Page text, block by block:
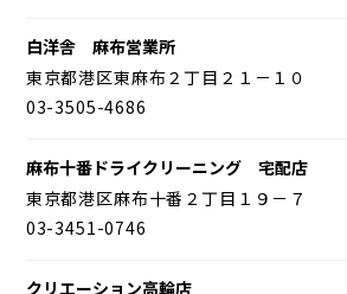
白洋舎 麻布営業所
東京都港区東麻布２丁目２１－１０
03-3505-4686
麻布十番ドライクリーニング 宅配店
東京都港区麻布十番２丁目１９－７
03-3451-0746
クリエーション高輪店